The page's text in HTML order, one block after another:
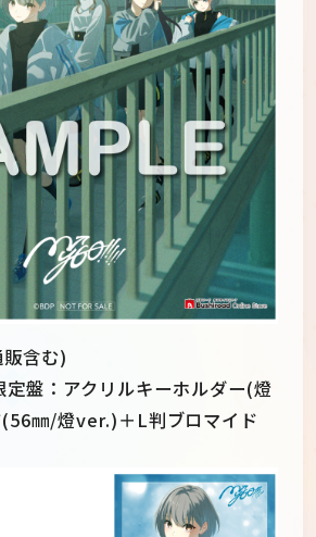
含む)
盤：アクリルキーホルダー(燈
㎜/燈ver.)＋L判ブロマイド